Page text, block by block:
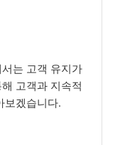
는 고객 유지가
고객과 지속적
보겠습니다.